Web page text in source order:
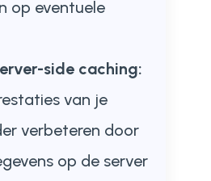
op eventuele
side caching:
van je
verbeteren door
op de server